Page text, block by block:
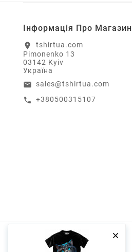

Інформація Про Магазин
location_on
tshirtua.com
Pimonenko 13
03142 Kyiv
Україна
email sales@tshirtua.com
call +380500315107